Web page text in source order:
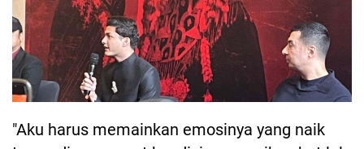
"Aku harus memainkan emosinya yang naik